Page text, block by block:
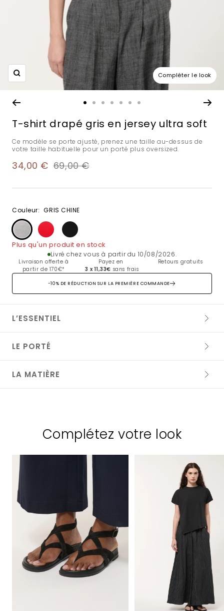
Compléter le look
Zoom
Aller
slide
Aller
slide
Aller
slide
Aller
slide
Aller
slide
Aller
slide
Aller
slide
T-shirt drapé gris en jersey ultra soft
Ce modèle se porte ajusté, prenez une taille au-dessus de
votre taille habituelle pour un porté plus oversized.
Prix
34,00 € Prix
69,00 €
Couleur: GRIS CHINE
GRIS
CHINE
VERMILLONNOIR
Plus qu'un produit en stock
-10% DE RÉDUCTION SUR LA PREMIÈRE COMMANDE
Livré chez vous à partir du 10/08/2026.
Livraison offerte à
partir de 170€*
Payez en
3 x 11,33€ sans frais
Retours gratuits
L’ESSENTIEL
LE PORTÉ
LA MATIÈRE
Complétez votre look